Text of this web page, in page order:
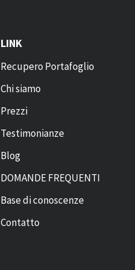
LINK
Recupero Portafoglio
Chi siamo
Prezzi
Testimonianze
Blog
DOMANDE FREQUENTI
Base di conoscenze
Contatto